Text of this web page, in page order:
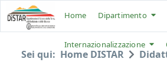
Home Dipartimento
Internazionalizzazione
Sei qui: Home DISTAR